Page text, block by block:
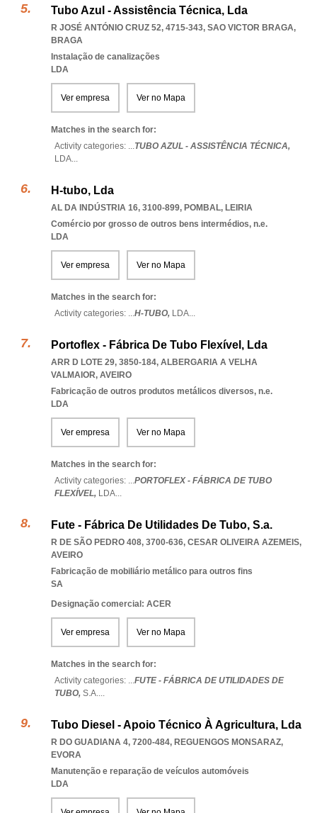
Tubo Azul - Assistência Técnica, Lda
R JOSÉ ANTÓNIO CRUZ 52, 4715-343, SAO VICTOR BRAGA,
BRAGA
Instalação de canalizações
LDA
Ver empresa Ver no Mapa
Matches in the search for:
Activity categories: ...TUBO AZUL - ASSISTÊNCIA TÉCNICA,
LDA...
H-tubo, Lda
AL DA INDÚSTRIA 16, 3100-899, POMBAL, LEIRIA
Comércio por grosso de outros bens intermédios, n.e.
LDA
Ver empresa Ver no Mapa
Matches in the search for:
Activity categories: ...H-TUBO, LDA...
Portoflex - Fábrica De Tubo Flexível, Lda
ARR D LOTE 29, 3850-184, ALBERGARIA A VELHA
VALMAIOR, AVEIRO
Fabricação de outros produtos metálicos diversos, n.e.
LDA
Ver empresa Ver no Mapa
Matches in the search for:
Activity categories: ...PORTOFLEX - FÁBRICA DE TUBO
FLEXÍVEL, LDA...
Fute - Fábrica De Utilidades De Tubo, S.a.
R DE SÃO PEDRO 408, 3700-636, CESAR OLIVEIRA AZEMEIS,
AVEIRO
Fabricação de mobiliário metálico para outros fins
SA
Designação comercial: ACER
Ver empresa Ver no Mapa
Matches in the search for:
Activity categories: ...FUTE - FÁBRICA DE UTILIDADES DE
TUBO, S.A....
Tubo Diesel - Apoio Técnico À Agricultura, Lda
R DO GUADIANA 4, 7200-484, REGUENGOS MONSARAZ,
EVORA
Manutenção e reparação de veículos automóveis
LDA